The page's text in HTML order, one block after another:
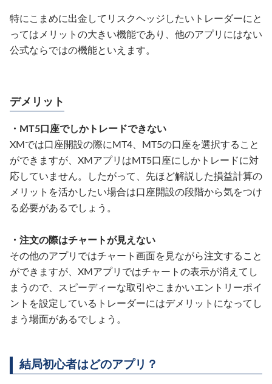
特にこまめに出金してリスクヘッジしたいトレーダーにと
ってはメリットの大きい機能であり、他のアプリにはない
公式ならではの機能といえます。
デメリット
・MT5口座でしかトレードできない
XMでは口座開設の際にMT4、MT5の口座を選択すること
ができますが、XMアプリはMT5口座にしかトレードに対
応していません。したがって、先ほど解説した損益計算の
メリットを活かしたい場合は口座開設の段階から気をつけ
る必要があるでしょう。
・注文の際はチャートが見えない
その他のアプリではチャート画面を見ながら注文すること
ができますが、XMアプリではチャートの表示が消えてし
まうので、スピーディーな取引やこまかいエントリーポイ
ントを設定しているトレーダーにはデメリットになってし
まう場面があるでしょう。
結局初心者はどのアプリ？